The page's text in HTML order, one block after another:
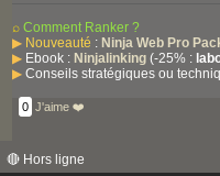
⌕ Comment Ranker ?
▶ Nouveauté : Ninja Web Pro
▶ Ebook : Ninjalinking (-25% :
▶ Conseils stratégiques ou
0 J'aime ❤️
🔴 Hors ligne